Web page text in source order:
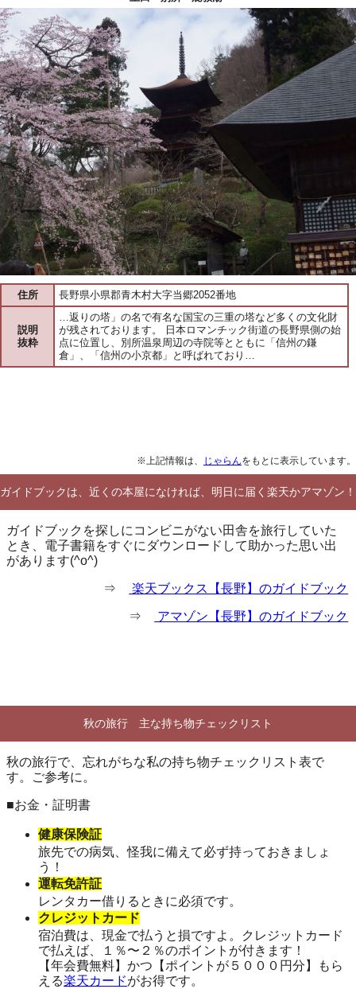
住所 長野県小県郡青木村大字当郷2052番地
説明
抜粋
…返りの塔」の名で有名な国宝の三重の塔など多くの文化財
が残されております。 日本ロマンチック街道の長野県側の始
点に位置し、別所温泉周辺の寺院等とともに「信州の鎌
倉」、「信州の小京都」と呼ばれており…
※上記情報は、 じゃらんをもとに表示しています。
ガイドブックは、近くの本屋になければ、明日に届く楽天かアマゾン！
ガイドブックを探しにコンビニがない田舎を旅行していた
とき、電子書籍をすぐにダウンロードして助かった思い出
があります(^o^)
⇒ 楽天ブックス【長野】のガイドブック
⇒ アマゾン【長野】のガイドブック
秋の旅行 主な持ち物チェックリスト
秋の旅行で、忘れがちな私の持ち物チェックリスト表で
す。ご参考に。
■お金・証明書
健康保険証
旅先での病気、怪我に備えて必ず持っておきましょ
う！
運転免許証
レンタカー借りるときに必須です。
クレジットカード
宿泊費は、現金で払うと損ですよ。クレジットカード
で払えば、１％〜２％のポイントが付きます！
【年会費無料】かつ【ポイントが５０００円分】もら
える楽天カードがお得です。